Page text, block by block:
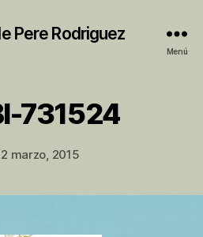
Pere Rodriguez
Menú
731524
Autor
de
entrada
o
e
e
marzo, 2015